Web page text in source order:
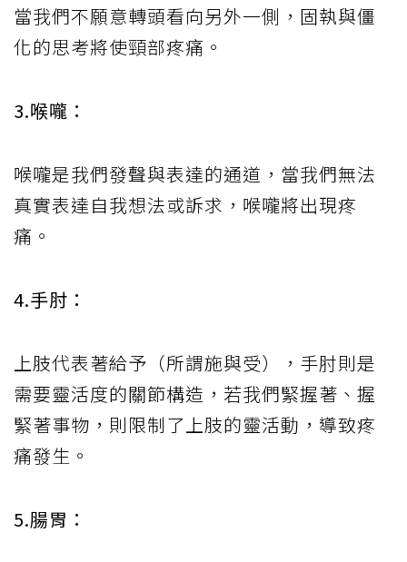
當我們不願意轉頭看向另外一側，固執與僵
化的思考將使頸部疼痛。
3.喉嚨：
喉嚨是我們發聲與表達的通道，當我們無法
真實表達自我想法或訴求，喉嚨將出現疼
痛。
4.手肘：
上肢代表著給予（所謂施與受），手肘則是
需要靈活度的關節構造，若我們緊握著、握
緊著事物，則限制了上肢的靈活動，導致疼
痛發生。
5.腸胃：